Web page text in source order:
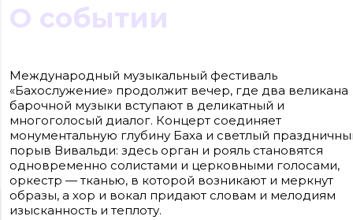
О событии
Международный музыкальный фестиваль
«Бахослужение» продолжит вечер, где два великана
барочной музыки вступают в деликатный и
многоголосый диалог. Концерт соединяет
монументальную глубину Баха и светлый
порыв Вивальди: здесь орган и рояль становятся
одновременно солистами и церковными голосами,
оркестр — тканью, в которой возникают и меркнут
образы, а хор и вокал придают словам и мелодиям
изысканность и теплоту.
Сайт входит в медиагруппу «Западная пресса» ОГРН 1063906014743, ИНН